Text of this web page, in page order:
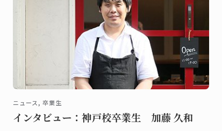
ニュース, 卒業生
インタビュー：神戸校卒業生 加藤 久和